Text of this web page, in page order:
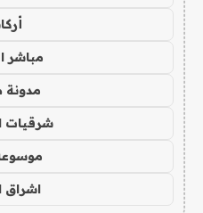
مباشر
شرقيات
اشراق